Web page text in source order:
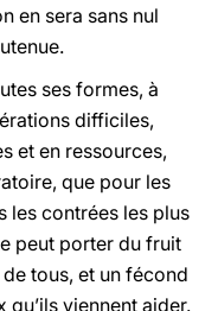
en sera sans nul
ses formes, à
difficiles,
et en ressources,
que pour les
les contrées les plus
peut porter du fruit
tous, et un fécond
viennent aider.